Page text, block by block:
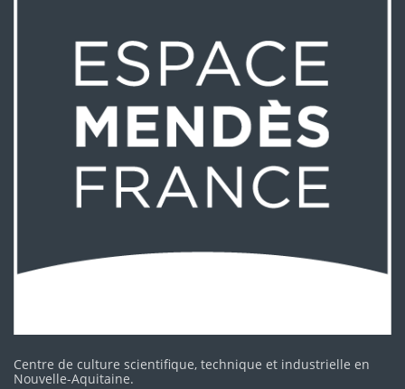
Centre de culture scientifique, technique et industrielle en
Nouvelle-Aquitaine.